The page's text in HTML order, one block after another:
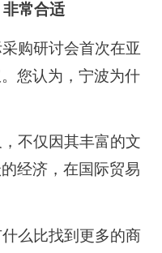
常合适
购研讨会首次在亚
您认为，宁波为什
不仅因其丰富的文
经济，在国际贸易
么比找到更多的商